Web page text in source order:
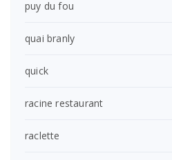
puy du fou
quai branly
quick
racine restaurant
raclette